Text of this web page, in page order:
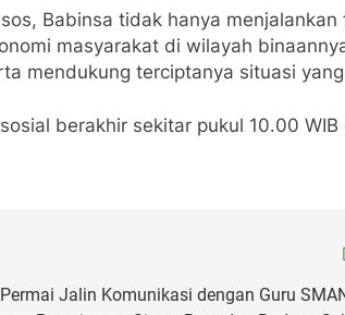
Babinsa tidak hanya
masyarakat di wilayah
mendukung terciptanya situasi
berakhir sekitar pukul 10.00
Jalin Komunikasi dengan Guru